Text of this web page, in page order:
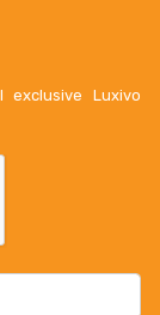
Luxivo